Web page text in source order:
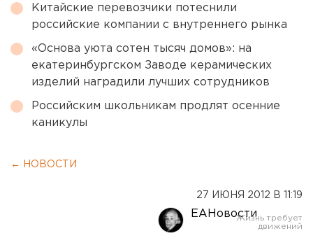
Китайские перевозчики потеснили
российские компании с внутреннего рынка
«Основа уюта сотен тысяч домов»: на
екатеринбургском Заводе керамических
изделий наградили лучших сотрудников
Российским школьникам продлят осенние
каникулы
← НОВОСТИ
27 ИЮНЯ 2012 В 11:19
ЕАНовости